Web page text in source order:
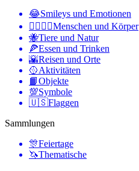
😂Smileys und Emotionen
👩‍❤️‍💋‍👨Menschen und Körper
🐝Tiere und Natur
🍕Essen und Trinken
🌇Reisen und Orte
🥎Aktivitäten
📙Objekte
💯Symbole
🇺🇸Flaggen
Sammlungen
🎊Feiertage
🦄Thematische